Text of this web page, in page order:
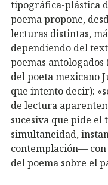
tipográfica-plástica
poema propone,
lecturas distintas,
dependiendo del
poemas
del poeta mexicano
que intento decir):
de lectura
sucesiva que pide el
simultaneidad,
contemplación—
del poema sobre el